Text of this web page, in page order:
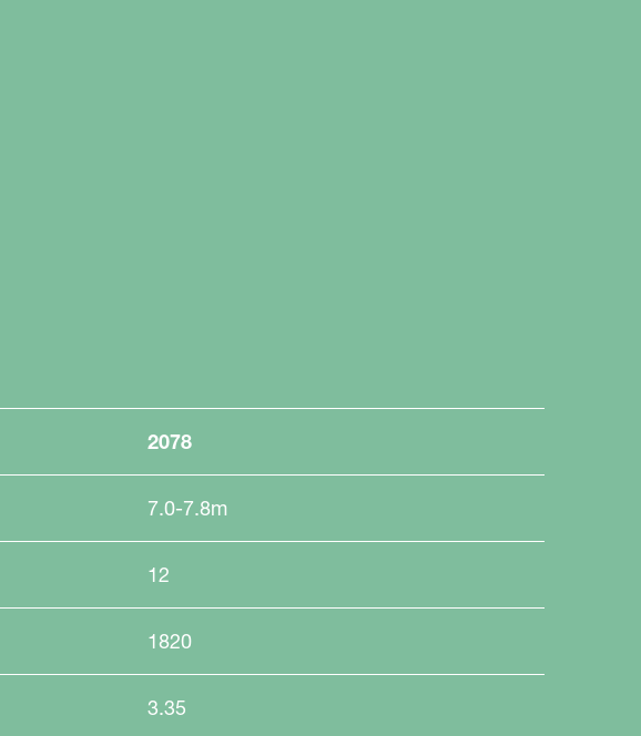
2078
7.0-7.8m
12
1820
3.35